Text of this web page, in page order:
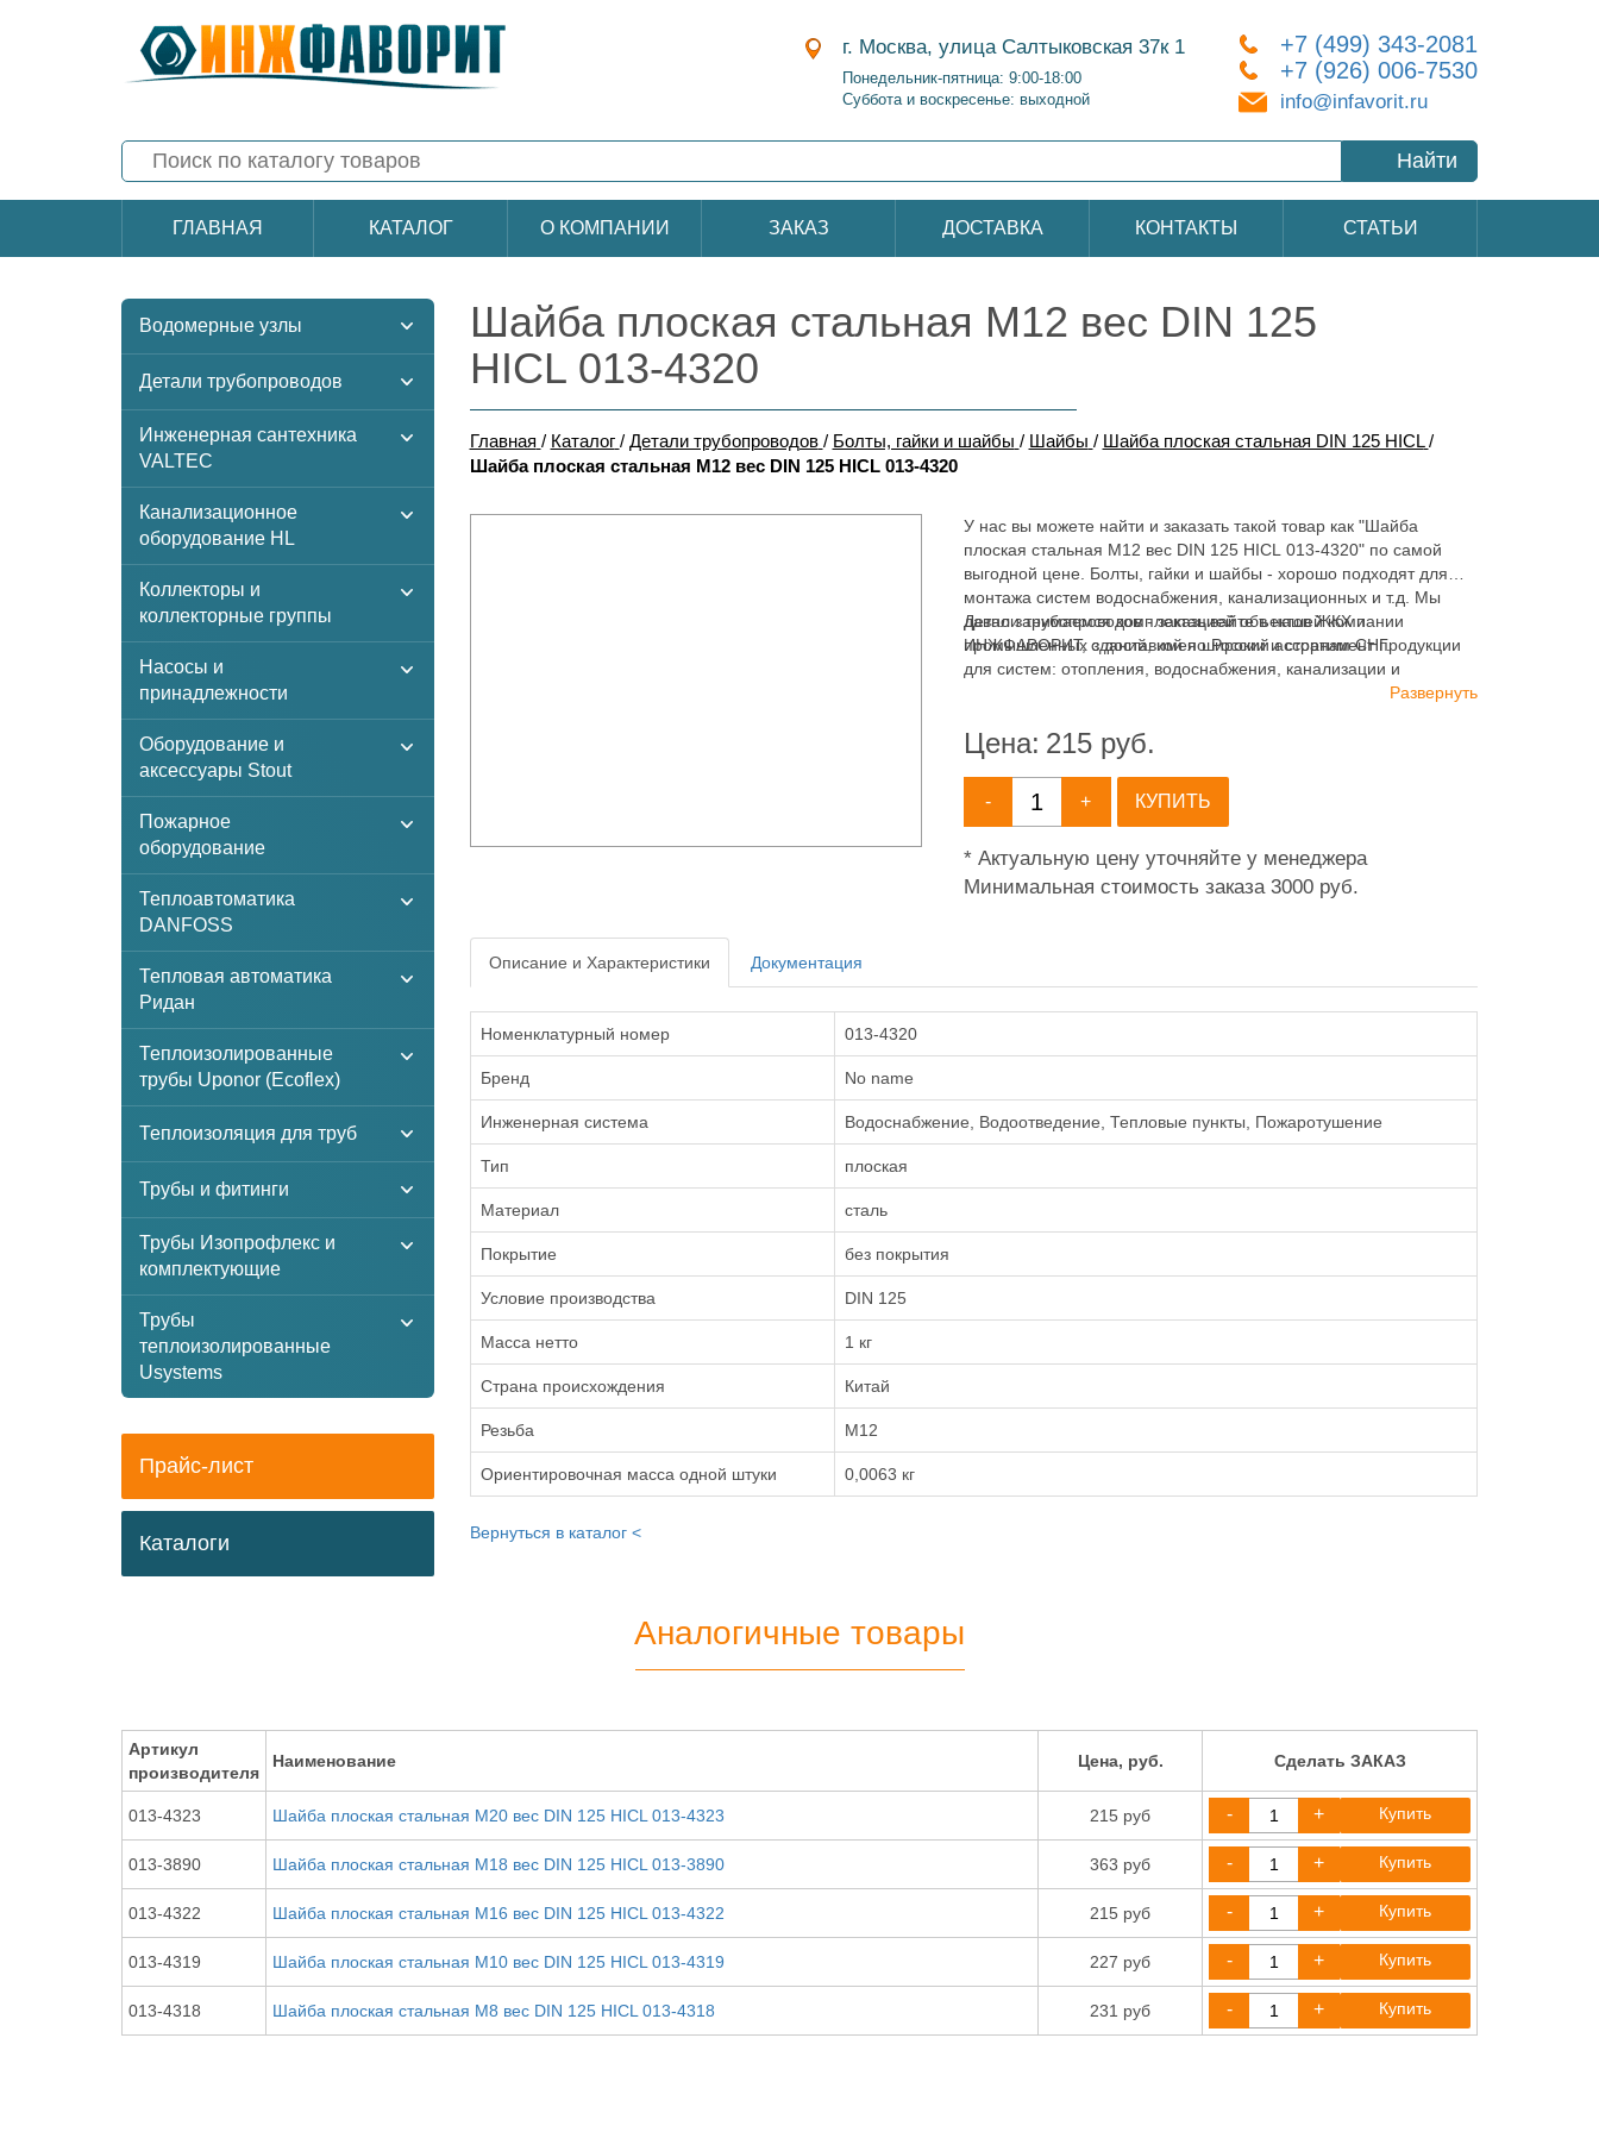
г. Москва, улица Салтыковская 37к 1
Понедельник-пятница: 9:00-18:00
Суббота и воскресенье: выходной
+7 (499) 343-2081
+7 (926) 006-7530
info@infavorit.ru
Найти
ГЛАВНАЯ КАТАЛОГ О КОМПАНИИ ЗАКАЗ ДОСТАВКА КОНТАКТЫ СТАТЬИ
Водомерные узлы
Детали трубопроводов
Инженерная сантехника
VALTEC
Канализационное
оборудование HL
Коллекторы и
коллекторные группы
Насосы и
принадлежности
Оборудование и
аксессуары Stout
Пожарное
оборудование
Теплоавтоматика
DANFOSS
Тепловая автоматика
Ридан
Теплоизолированные
трубы Uponor (Ecoflex)
Теплоизоляция для труб
Трубы и фитинги
Трубы Изопрофлекс и
комплектующие
Трубы
теплоизолированные
Usystems
Прайс-лист
Каталоги
Шайба плоская стальная М12 вес DIN 125
HICL 013-4320
Главная / Каталог / Детали трубопроводов / Болты, гайки и шайбы / Шайбы / Шайба плоская стальная DIN 125 HICL /
Шайба плоская стальная М12 вес DIN 125 HICL 013-4320
У нас вы можете найти и заказать такой товар как "Шайба
плоская стальная М12 вес DIN 125 HICL 013-4320" по самой
выгодной цене. Болты, гайки и шайбы - хорошо подходят для
монтажа систем водоснабжения, канализационных и т.д. Мы
давно занимаемся комплектацией объектов ЖКХ и
промышленных зданий, имея широкий ассортимент продукции
для систем: отопления, водоснабжения, канализации и
Детали трубопроводов - заказывайте в нашей компании
ИНЖФАВОРИТ, с доставкой по России и странам СНГ.
Развернуть
Цена: 215руб.
- + КУПИТЬ
* Актуальную цену уточняйте у менеджера
Минимальная стоимость заказа 3000 руб.
Описание и Характеристики Документация
Номенклатурный номер 013-4320
Бренд No name
Инженерная система Водоснабжение, Водоотведение, Тепловые пункты, Пожаротушение
Тип плоская
Материал сталь
Покрытие без покрытия
Условие производства DIN 125
Масса нетто 1 кг
Страна происхождения Китай
Резьба М12
Ориентировочная масса одной штуки 0,0063 кг
Вернуться в каталог <
Аналогичные товары
Артикул
производителя
Наименование Цена, руб. Сделать ЗАКАЗ
013-4323 Шайба плоская стальная М20 вес DIN 125 HICL 013-4323 215 руб - + Купить
013-3890 Шайба плоская стальная М18 вес DIN 125 HICL 013-3890 363 руб - + Купить
013-4322 Шайба плоская стальная М16 вес DIN 125 HICL 013-4322 215 руб - + Купить
013-4319 Шайба плоская стальная М10 вес DIN 125 HICL 013-4319 227 руб - + Купить
013-4318 Шайба плоская стальная М8 вес DIN 125 HICL 013-4318 231 руб - + Купить